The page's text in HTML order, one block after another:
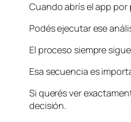
Cuando abrís el app
Podés ejecutar ese
El proceso siempre
Esa secuencia es
Si querés ver
decisión.